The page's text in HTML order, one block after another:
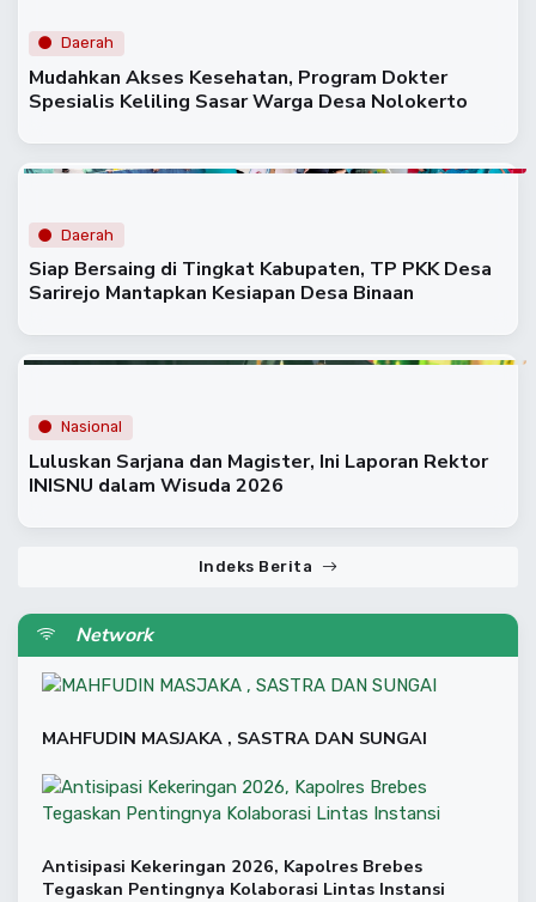
Daerah
Mudahkan Akses Kesehatan, Program Dokter
Spesialis Keliling Sasar Warga Desa Nolokerto
Daerah
Siap Bersaing di Tingkat Kabupaten, TP PKK Desa
Sarirejo Mantapkan Kesiapan Desa Binaan
Nasional
Luluskan Sarjana dan Magister, Ini Laporan Rektor
INISNU dalam Wisuda 2026
Indeks Berita
Network
MAHFUDIN MASJAKA , SASTRA DAN SUNGAI
Antisipasi Kekeringan 2026, Kapolres Brebes
Tegaskan Pentingnya Kolaborasi Lintas Instansi